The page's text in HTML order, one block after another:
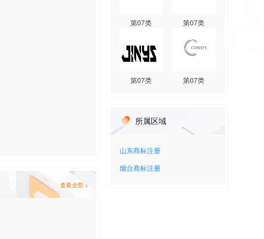
查看全部 >
第07类 第07类
第07类 第07类
所属区域
山东商标注册
烟台商标注册